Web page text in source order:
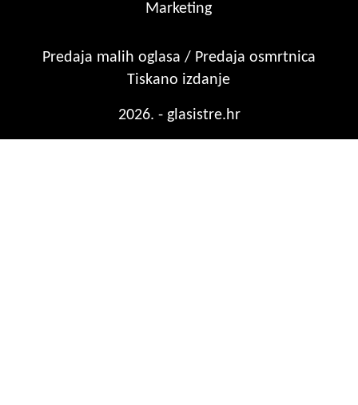
Marketing
Predaja malih oglasa / Predaja osmrtnica
Tiskano izdanje
2026. - glasistre.hr